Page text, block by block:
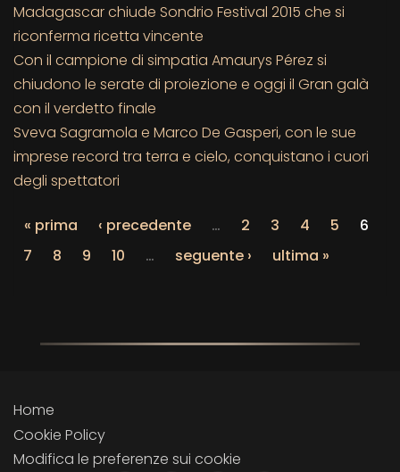
Madagascar chiude Sondrio Festival 2015 che si
riconferma ricetta vincente
Con il campione di simpatia Amaurys Pérez si
chiudono le serate di proiezione e oggi il Gran galà
con il verdetto finale
Sveva Sagramola e Marco De Gasperi, con le sue
imprese record tra terra e cielo, conquistano i cuori
degli spettatori
« prima ‹ precedente … 2 3 4 5
6
7
8 9 10 … seguente › ultima »
Home
Cookie Policy
Modifica le preferenze sui cookie